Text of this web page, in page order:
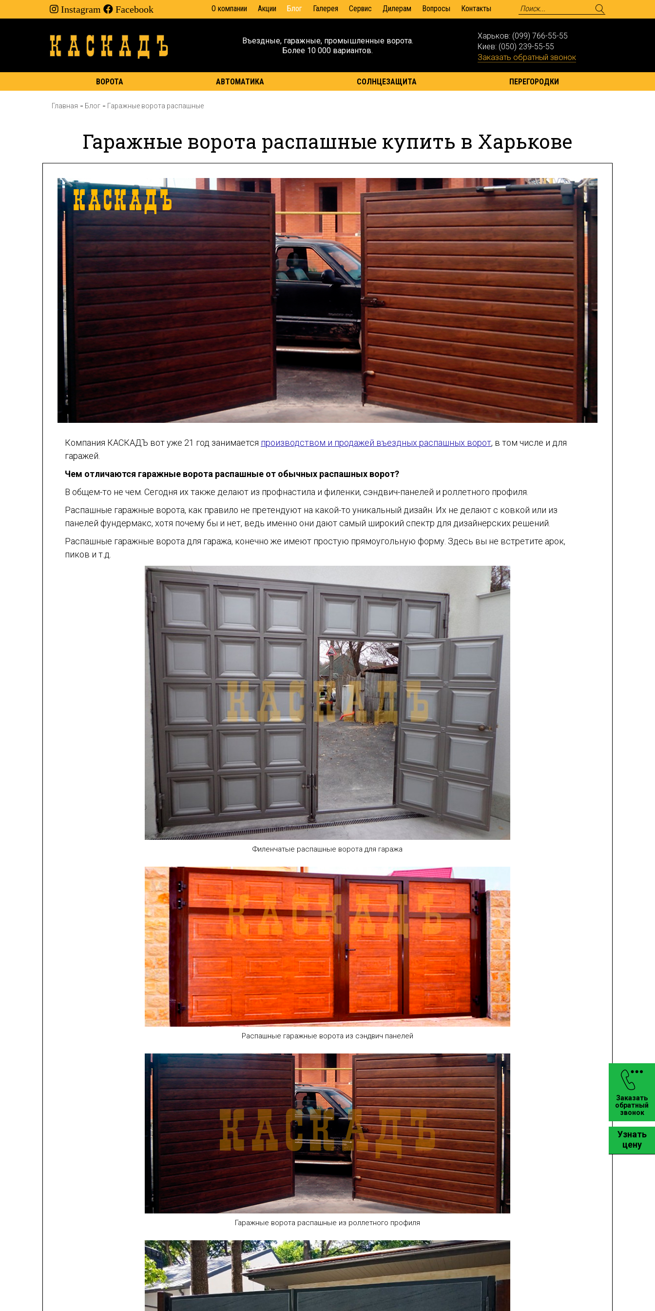
Instagram Facebook О компании Акции Блог Галерея Сервис Дилерам Вопросы Контакты
Въездные, гаражные, промышленные ворота.
Более 10 000 вариантов.
Харьков: (099) 766-55-55
Киев: (050) 239-55-55
Заказать обратный звонок
ВОРОТА АВТОМАТИКА СОЛНЦЕЗАЩИТА ПЕРЕГОРОДКИ
Главная Блог Гаражные ворота распашные
Гаражные ворота распашные купить в Харькове
Компания КАСКАДЪ вот уже 21 год занимается производством и продажей въездных распашных ворот, в том числе и для
гаражей.
Чем отличаются гаражные ворота распашные от обычных распашных ворот?
В общем-то не чем. Сегодня их также делают из профнастила и филенки, сэндвич-панелей и роллетного профиля.
Распашные гаражные ворота, как правило не претендуют на какой-то уникальный дизайн. Их не делают с ковкой или из
панелей фундермакс, хотя почему бы и нет, ведь именно они дают самый широкий спектр для дизайнерских решений.
Распашные гаражные ворота для гаража, конечно же имеют простую прямоугольную форму. Здесь вы не встретите арок,
пиков и т.д.
Филенчатые распашные ворота для гаража
Распашные гаражные ворота из сэндвич панелей
Гаражные ворота распашные из роллетного профиля
Узнать
цену
Заказать
обратный
звонок